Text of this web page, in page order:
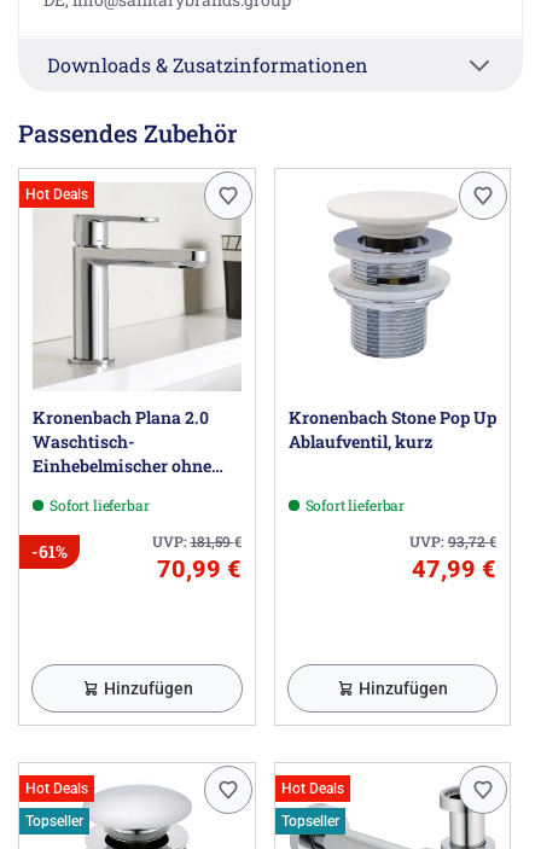
Downloads & Zusatzinformationen
Passendes Zubehör
Hot Deals
Kronenbach Plana 2.0
Waschtisch-
Einhebelmischer ohne
Sofort lieferbar
UVP:181,59€
-61%
70,99 €
Hinzufügen
Kronenbach Stone Pop Up
Ablaufventil, kurz
Sofort lieferbar
UVP:93,72€
47,99 €
Hinzufügen
Hot Deals
Topseller
Hot Deals
Topseller